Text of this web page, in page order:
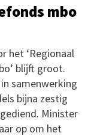
mbo
het ‘Regionaal
blijft groot.
samenwerking
bijna zestig
Minister
op om het